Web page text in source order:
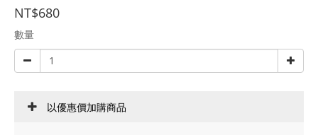
NT$680
數量
以優惠價加購商品